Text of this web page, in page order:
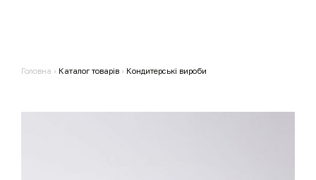
Головна › Каталог товарів › Кондитерські вироби